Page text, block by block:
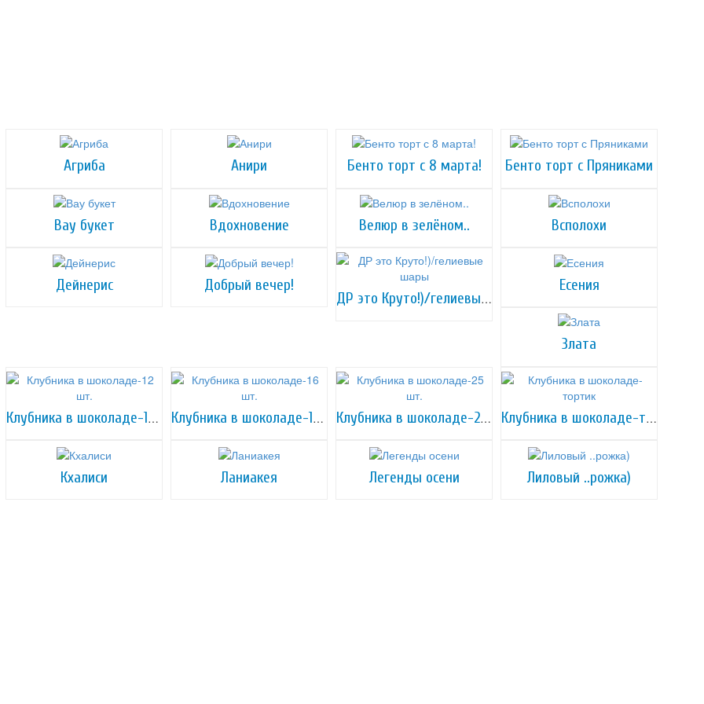
Агриба Анири Бенто торт с 8 марта! Бенто торт с Пряниками
Вау букет Вдохновение Велюр в зелёном.. Всполохи
Дейнерис Добрый вечер!
ДР это Круто!)/гелиевые шары
Есения
Злата
Клубника в шоколаде-12 шт. Клубника в шоколаде-16 шт. Клубника в шоколаде-25 шт. Клубника в шоколаде-тортик
Кхалиси Ланиакея Легенды осени Лиловый ..рожка)